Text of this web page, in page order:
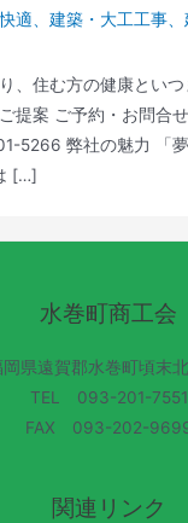
適 、建築・大工工事 、
、住む方の健康とい
提案 ご予約・お問合
5266 弊社の魅力 「
[…]
水巻町商工会
岡県遠賀郡水巻町頃末
TEL 093-201-7551
FAX 093-202-
関連リンク